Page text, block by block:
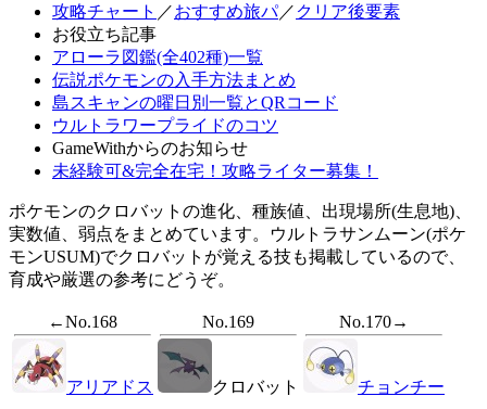
攻略チャート ／おすすめ旅パ／ クリア後要素
お役立ち記事
アローラ図鑑(全402種)一覧
伝説ポケモンの入手方法まとめ
島スキャンの曜日別一覧とQRコード
ウルトラワープライドのコツ
GameWithからのお知らせ
未経験可&完全在宅！攻略ライター募集！
ポケモンのクロバットの進化、種族値、出現場所(生息地)、
実数値、弱点をまとめています。ウルトラサンムーン(ポケ
モンUSUM)でクロバットが覚える技も掲載しているので、
育成や厳選の参考にどうぞ。
←No.168
アリアドス
No.169
クロバット
No.170→
チョンチー